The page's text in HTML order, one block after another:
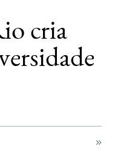
cria
»